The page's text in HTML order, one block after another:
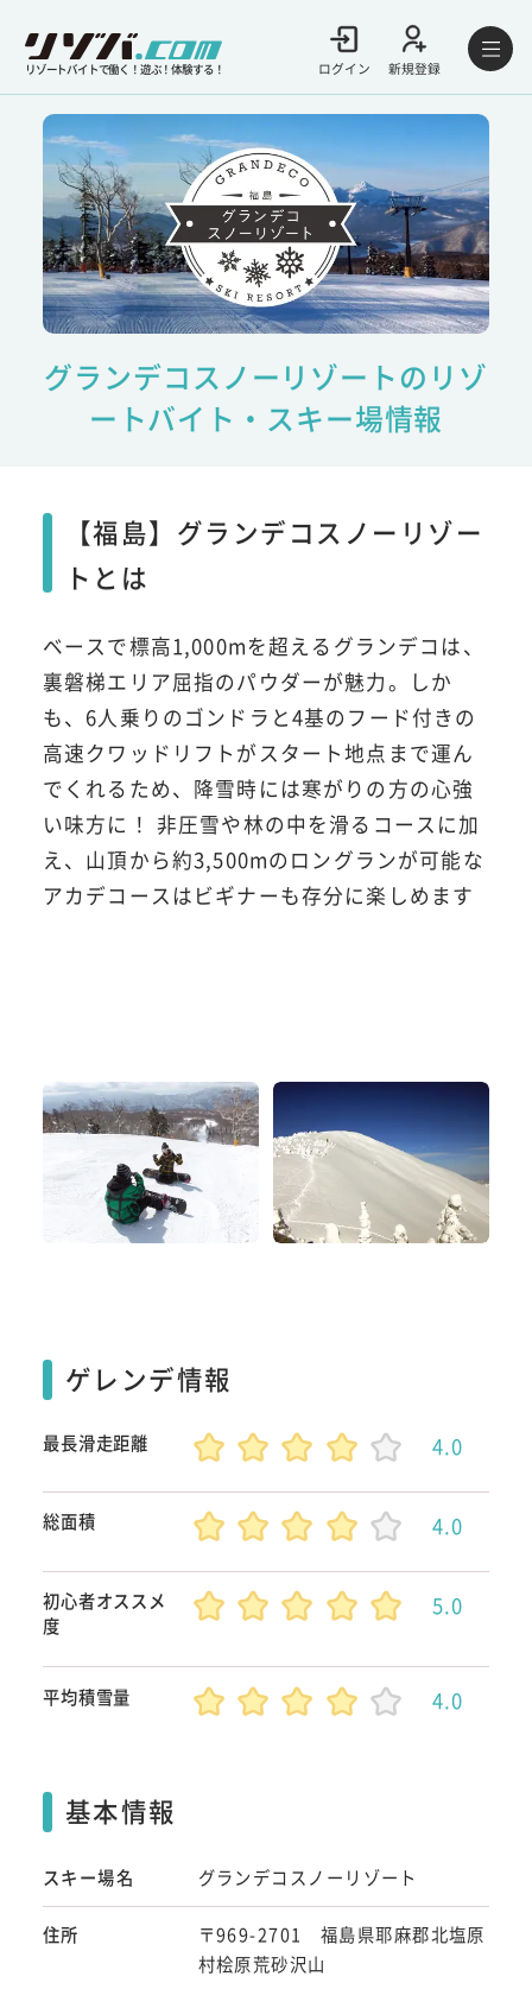
リゾートバイトで働く！遊ぶ！体験する！ ログイン 新規登録
グランデコスノーリゾートのリゾ
ートバイト・スキー場情報
【福島】グランデコスノーリゾー
トとは
ベースで標高1,000mを超えるグランデコは、
裏磐梯エリア屈指のパウダーが魅力。しか
も、6人乗りのゴンドラと4基のフード付きの
高速クワッドリフトがスタート地点まで運ん
でくれるため、降雪時には寒がりの方の心強
い味方に！ 非圧雪や林の中を滑るコースに加
え、山頂から約3,500mのロングランが可能な
アカデコースはビギナーも存分に楽しめます
ゲレンデ情報
最長滑走距離 4.0
総面積 4.0
初心者オススメ
度
5.0
平均積雪量 4.0
基本情報
スキー場名 グランデコスノーリゾート
住所
〒969-2701 福島県耶麻郡北塩原
村桧原荒砂沢山